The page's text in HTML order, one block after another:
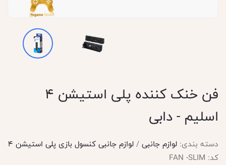
فن خنک کننده پلی استیشن 4
اسلیم - دابی
دسته بندی: لوازم جانبی/لوازم جانبی کنسول بازی پلی استیشن 4
کد: FAN -SLIM